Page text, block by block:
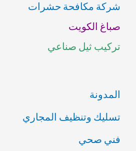
ع
ن
:
شركة مكافحة حشرات
صباغ الكويت
تركيب ثيل صناعي
المدونة
تسليك وتنظيف المجاري
فني صحي